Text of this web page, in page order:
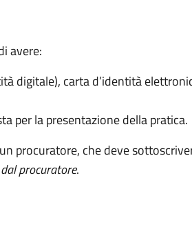
avere:
digitale), carta d’identità
per la presentazione della pratica.
procuratore, che deve
procuratore.